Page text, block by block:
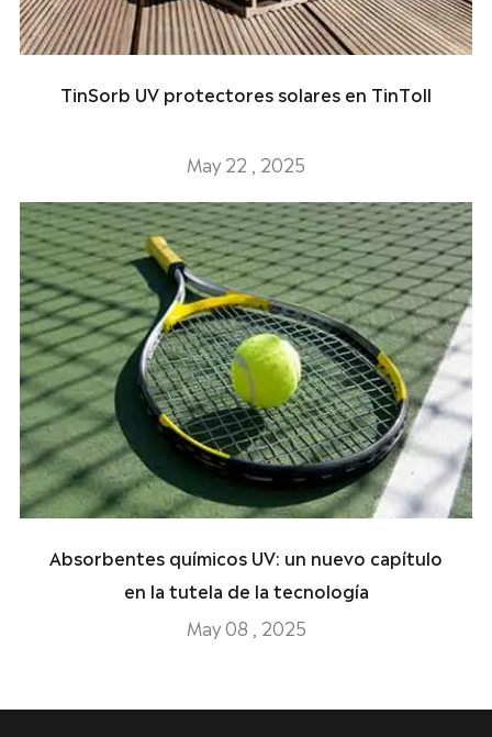
TinSorb UV protectores solares en TinToll
May 22 , 2025
Absorbentes químicos UV: un nuevo capítulo
en la tutela de la tecnología
May 08 , 2025